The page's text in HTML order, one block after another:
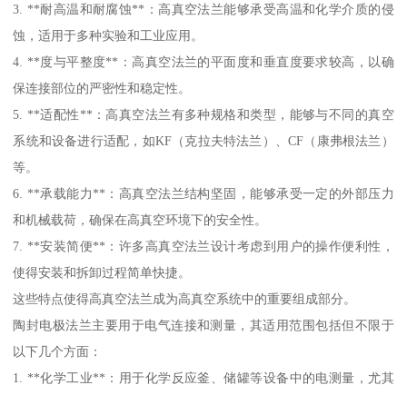
3. **耐高温和耐腐蚀**：高真空法兰能够承受高温和化学介质的侵
蚀，适用于多种实验和工业应用。
4. **度与平整度**：高真空法兰的平面度和垂直度要求较高，以确
保连接部位的严密性和稳定性。
5. **适配性**：高真空法兰有多种规格和类型，能够与不同的真空
系统和设备进行适配，如KF（克拉夫特法兰）、CF（康弗根法兰）
等。
6. **承载能力**：高真空法兰结构坚固，能够承受一定的外部压力
和机械载荷，确保在高真空环境下的安全性。
7. **安装简便**：许多高真空法兰设计考虑到用户的操作便利性，
使得安装和拆卸过程简单快捷。
这些特点使得高真空法兰成为高真空系统中的重要组成部分。
陶封电极法兰主要用于电气连接和测量，其适用范围包括但不限于
以下几个方面：
1. **化学工业**：用于化学反应釜、储罐等设备中的电测量，尤其